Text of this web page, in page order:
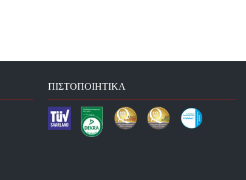
ΠΙΣΤΟΠΟΙΗΤΙΚΆ